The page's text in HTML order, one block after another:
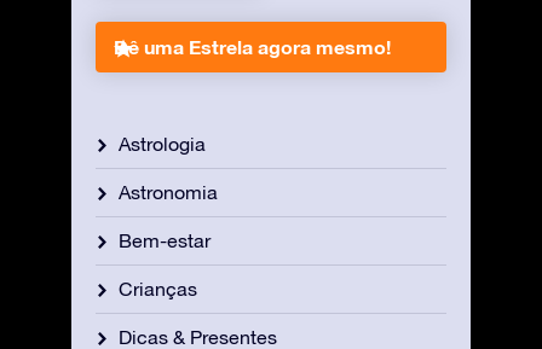
Dê uma Estrela agora mesmo!
Astrologia
Astronomia
Bem-estar
Crianças
Dicas & Presentes